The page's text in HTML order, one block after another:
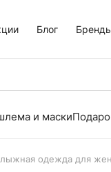
Блог
и маски
одежда для